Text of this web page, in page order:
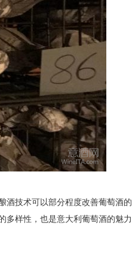
技术可以部分程度改善葡萄酒的
多样性，也是意大利葡萄酒的魅力